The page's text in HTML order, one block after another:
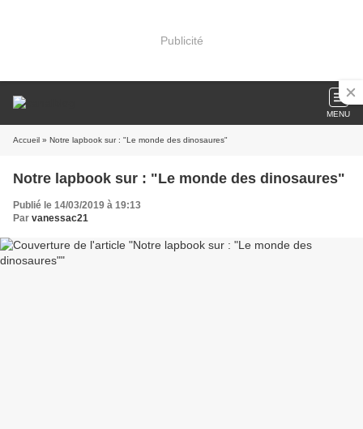
Publicité
MENU
Accueil » Notre lapbook sur : "Le monde des dinosaures"
Notre lapbook sur : "Le monde des dinosaures"
Publié le 14/03/2019 à 19:13
Par vanessac21